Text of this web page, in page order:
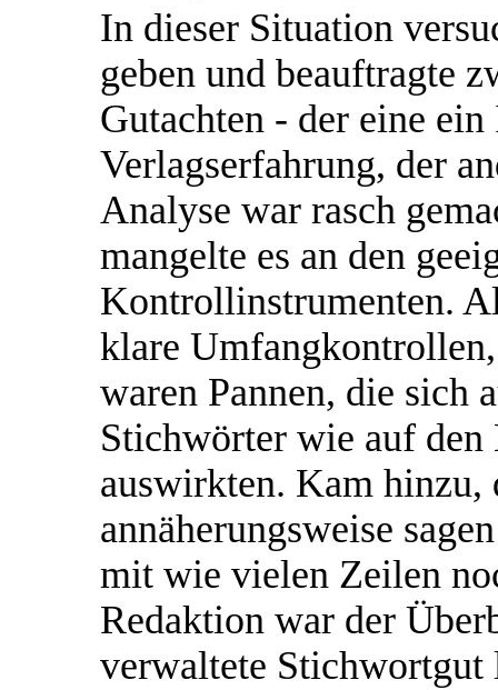
In dieser Situation
geben und beauftragte
Gutachten - der eine
Verlagserfahrung, der
Analyse war rasch
mangelte es an den
Kontrollinstrumenten.
klare
waren Pannen, die sich
Stichwörter wie auf den
auswirkten. Kam hinzu,
annäherungsweise
mit wie vielen Zeilen
Redaktion war der
verwaltete Stichwortgut